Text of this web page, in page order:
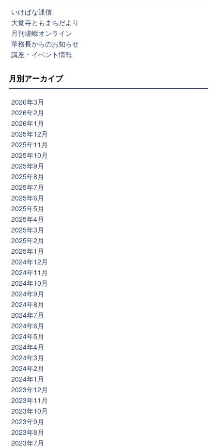
いけばな通信
大覚寺ともまちだより
月刊嵯峨オンライン
華務長からのお知らせ
講座・イベント情報
月別アーカイブ
2026年3月
2026年2月
2026年1月
2025年12月
2025年11月
2025年10月
2025年9月
2025年8月
2025年7月
2025年6月
2025年5月
2025年4月
2025年3月
2025年2月
2025年1月
2024年12月
2024年11月
2024年10月
2024年9月
2024年8月
2024年7月
2024年6月
2024年5月
2024年4月
2024年3月
2024年2月
2024年1月
2023年12月
2023年11月
2023年10月
2023年9月
2023年8月
2023年7月